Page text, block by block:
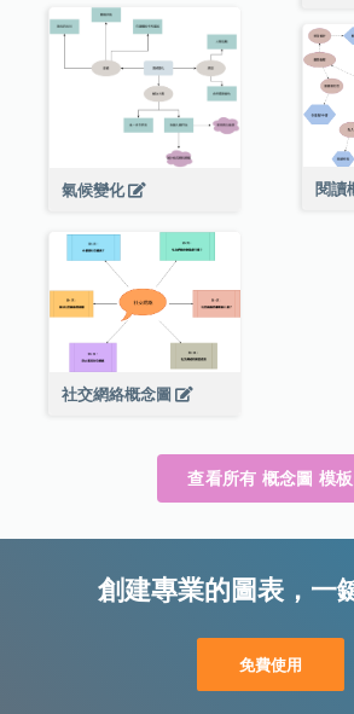
氣候變化 閱讀
社交網絡概念圖
查看所有 概念圖 模板
創建專業的圖表，一
免費使用